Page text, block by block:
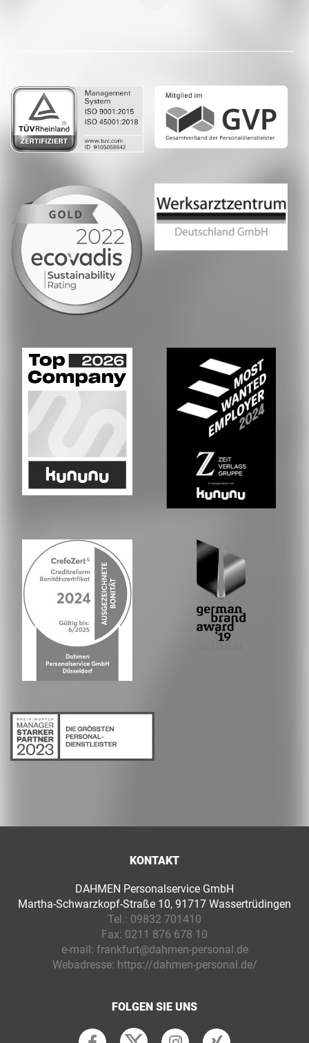
KONTAKT
DAHMEN Personalservice GmbH
Martha-Schwarzkopf-Straße 10, 91717 Wassertrüdingen
Tel.: 09832 701410
Fax: 0211 876 678 10
e-mail: frankfurt@dahmen-personal.de
Webadresse: https://dahmen-personal.de/
FOLGEN SIE UNS